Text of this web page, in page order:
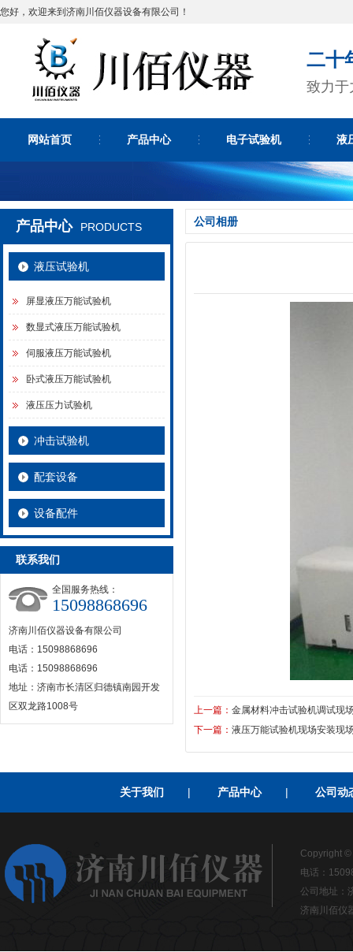
您好，欢迎来到济南川佰仪器设备有限公司！
二十
致力于
网站首页 产品中心 电子试验机 液
产品中心 PRODUCTS
液压试验机
屏显液压万能试验机
数显式液压万能试验机
伺服液压万能试验机
卧式液压万能试验机
液压压力试验机
冲击试验机
配套设备
设备配件
联系我们
全国服务热线：
15098868696
济南川佰仪器设备有限公司
电话：15098868696
电话：15098868696
地址：济南市长清区归德镇南园开发
区双龙路1008号
公司相册
上一篇： 金属材料冲击试验机调试现
下一篇： 液压万能试验机现场安装现
关于我们 | 产品中心 | 公司动
Copyright ©
电话：
公司地址：
济南川佰仪